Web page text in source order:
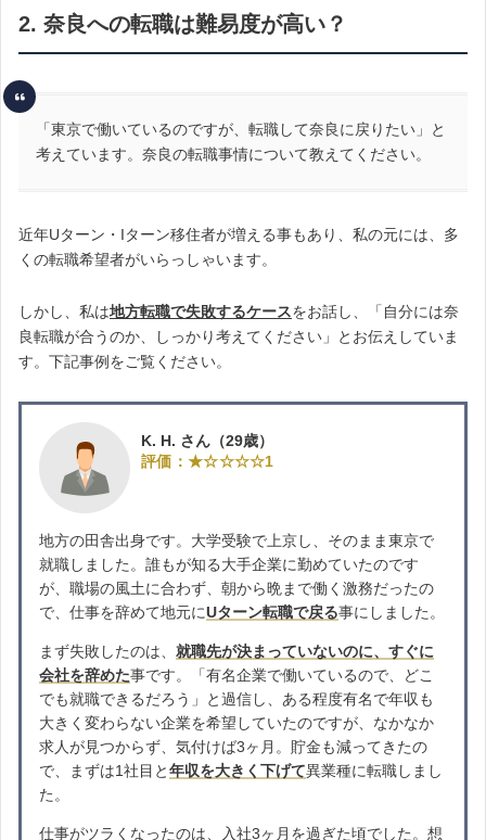
2. 奈良への転職は難易度が高い？
「東京で働いているのですが、転職して奈良に戻りたい」と
考えています。奈良の転職事情について教えてください。
近年Uターン・Iターン移住者が増える事もあり、私の元には、多
くの転職希望者がいらっしゃいます。
しかし、私は地方転職で失敗するケースをお話し、「自分には奈
良転職が合うのか、しっかり考えてください」とお伝えしていま
す。下記事例をご覧ください。
K. H. さん（29歳）
評価：★☆☆☆☆1
地方の田舎出身です。大学受験で上京し、そのまま東京で
就職しました。誰もが知る大手企業に勤めていたのです
が、職場の風土に合わず、朝から晩まで働く激務だったの
で、仕事を辞めて地元にUターン転職で戻る事にしました。
まず失敗したのは、 就職先が決まっていないのに、すぐに
会社を辞めた事です。「有名企業で働いているので、どこ
でも就職できるだろう」と過信し、ある程度有名で年収も
大きく変わらない企業を希望していたのですが、なかなか
求人が見つからず、気付けば3ヶ月。貯金も減ってきたの
で、まずは1社目と年収を大きく下げて異業種に転職しまし
た。
仕事がツラくなったのは、入社3ヶ月を過ぎた頃でした。想